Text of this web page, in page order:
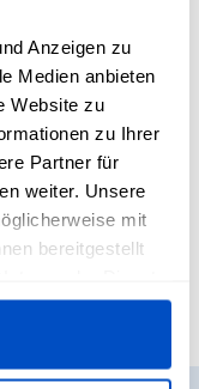
Anzeigen zu
Medien anbieten
Website zu
zu Ihrer
Partner für
weiter. Unsere
mit
bereitgestellt
cm (0.30" x 0.30")
x 7.87") hoch.
Tool Labels in